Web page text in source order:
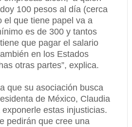
100 pesos al día (cerca
el que tiene papel va a
es de 300 y tantos
que pagar el salario
en los Estados
otras partes”, explica.
que su asociación busca
de México, Claudia
estas injusticias.
pedirán que cree una